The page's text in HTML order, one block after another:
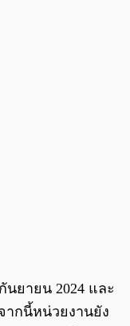
นยายน 2024 และ
ากนี้หน่วยงานยัง